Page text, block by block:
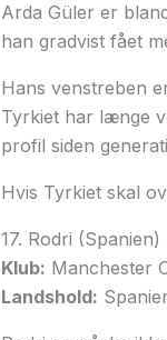
Arda Güler er
han gradvist fået
Hans venstreben
Tyrkiet har længe
profil siden
Hvis Tyrkiet skal
17. Rodri (Spanien)
Klub: Manchester
Landshold: